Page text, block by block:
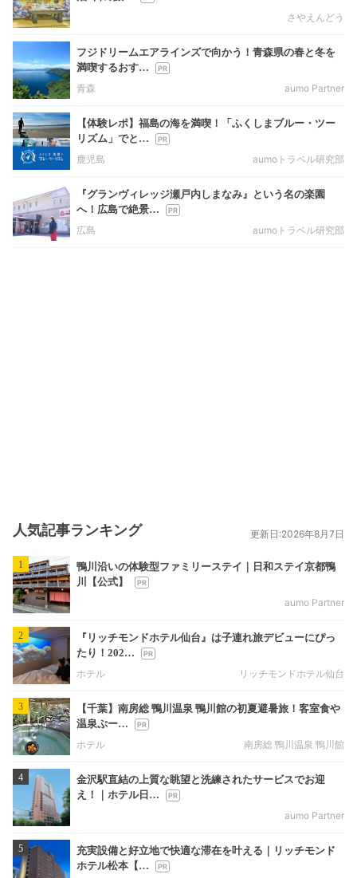
さやえんどう
フジドリームエアラインズで向かう！青森県の春と冬を
満喫するおす…
青森
aumo Partner
【体験レポ】福島の海を満喫！「ふくしまブルー・ツー
リズム」でと…
鹿児島
aumoトラベル研究部
『グランヴィレッジ瀬戸内しまなみ』という名の楽園
へ！広島で絶景…
広島
aumoトラベル研究部
人気記事ランキング 更新日:2026年8月7日
1
鴨川沿いの体験型ファミリーステイ｜日和ステイ京都鴨
川【公式】
aumo Partner
2
『リッチモンドホテル仙台』は子連れ旅デビューにぴっ
たり！202…
ホテル
リッチモンドホテル仙台
3
【千葉】南房総 鴨川温泉 鴨川館の初夏避暑旅！客室食や
温泉ぷー…
ホテル
南房総 鴨川温泉 鴨川館
4
金沢駅直結の上質な眺望と洗練されたサービスでお迎
え！｜ホテル日…
aumo Partner
5
充実設備と好立地で快適な滞在を叶える｜リッチモンド
ホテル松本【…